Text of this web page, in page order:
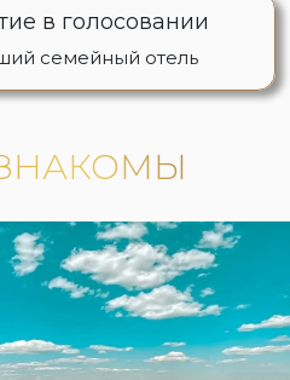
в голосовании
семейный отель